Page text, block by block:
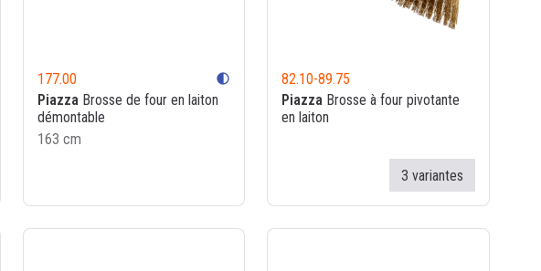
177.00 contrast
PiazzaBrosse de four en laiton
démontable
163 cm
82.10-89.75
Piazza Brosse à four pivotante
en laiton
3 variantes